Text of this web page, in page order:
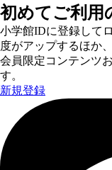
初めてご利用
小学館IDに登録して
度がアップするほか、
会員限定コンテンツ
す。
新規登録